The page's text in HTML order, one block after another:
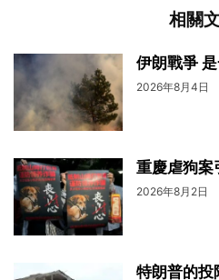
相關
伊朗戰爭
2026年8月4日
重慶虐狗案
2026年8月2日
特朗普的